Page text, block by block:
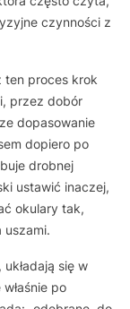
czynności z
ten proces krok
przez dobór
dopasowanie
dopiero po
drobnej
ustawić inaczej,
okulary tak,
uszami.
się w
po